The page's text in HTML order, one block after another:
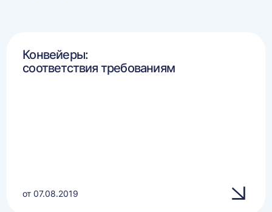
Конвейеры:
соответствия требованиям
от 07.08.2019